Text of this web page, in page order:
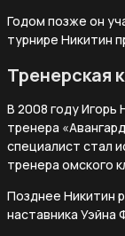
Годом позже он
турнире Никитин
Тренерская
В 2008 году Игорь
тренера
специалист стал
тренера омского
Позднее Никитин
наставника Уэйна